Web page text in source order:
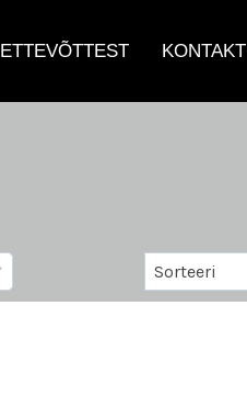
ETTEVÕTTEST KONTAKT